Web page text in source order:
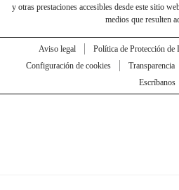
y otras prestaciones accesibles desde este sitio
medios que resulten
Aviso legal Política de Protección de
Configuración de cookies
Transparencia
Escríbanos